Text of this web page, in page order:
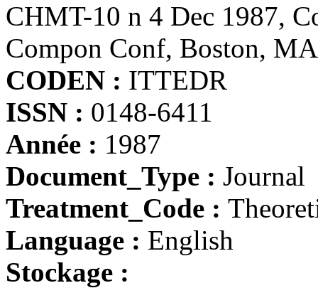
CHMT-10 n 4 Dec 1987,
Compon Conf, Boston,
CODEN : ITTEDR
ISSN : 0148-6411
Année : 1987
Document_Type : Journal
Treatment_Code :
Language : English
Stockage :